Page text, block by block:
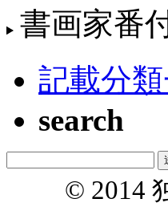
書画家番
記載分
search
© 2014